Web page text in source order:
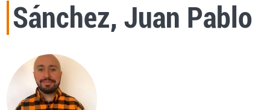
Sánchez, Juan Pablo